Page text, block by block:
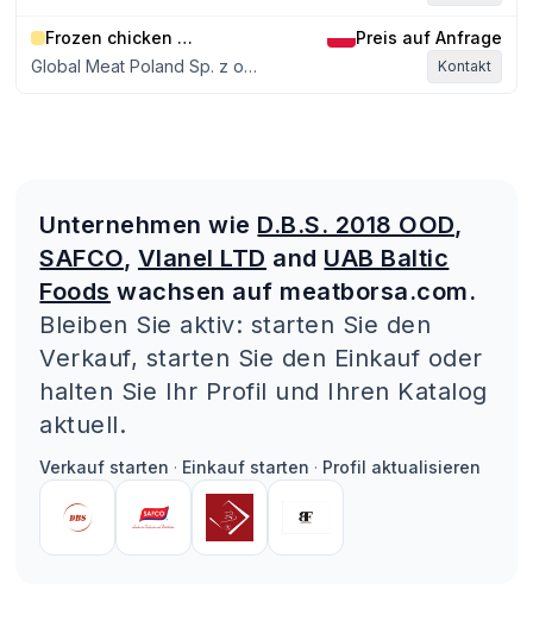
Frozen chicken grillers 900-1100
Global Meat Poland Sp. z o.o. Sp. k
Preis auf Anfrage
Kontakt
Unternehmen wie D.B.S. 2018 OOD,
SAFCO, Vlanel LTD and UAB Baltic
Foods wachsen auf meatborsa.com.
Bleiben Sie aktiv: starten Sie den
Verkauf, starten Sie den Einkauf oder
halten Sie Ihr Profil und Ihren Katalog
aktuell.
Verkauf starten · Einkauf starten · Profil aktualisieren